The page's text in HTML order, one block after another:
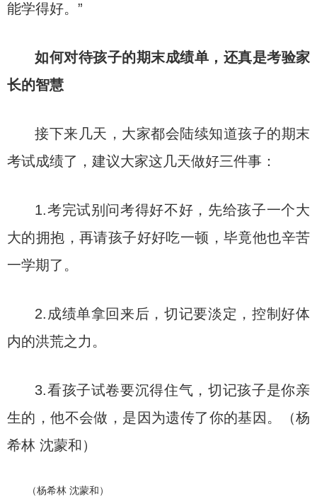
能学得好。”
如何对待孩子的期末成绩单， 还真是考验家
长的智慧
接下来几天，大家都会陆续知道孩子的期末
考试成绩了，建议大家这几天做好三件事：
1.考完试别问考得好不好，先给孩子一个大
大的拥抱，再请孩子好好吃一顿，毕竟他也辛苦
一学期了。
2.成绩单拿回来后，切记要淡定，控制好体
内的洪荒之力。
3.看孩子试卷要沉得住气，切记孩子是你亲
生的，他不会做，是因为遗传了你的基因。（杨
希林 沈蒙和）
（杨希林 沈蒙和）